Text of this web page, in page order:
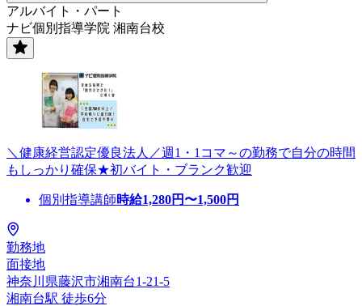
アルバイト・パート
ナビ個別指導学院 湘南台校
＼健康経営認定優良法人／週1・1コマ～の勤務で自分の時間
もしっかり確保★初バイト・ブランク歓迎
個別指導講師時給1,280円〜1,500円
勤務地
面接地
神奈川県藤沢市湘南台1-21-5
湘南台駅 徒歩6分